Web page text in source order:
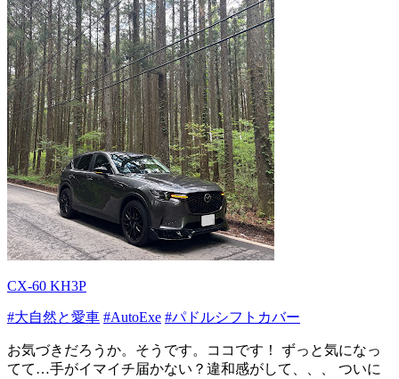
CX-60 KH3P
#大自然と愛車 #AutoExe #パドルシフトカバー
お気づきだろうか。そうです。ココです！ ずっと気になっ
てて…手がイマイチ届かない？違和感がして、、、 ついに